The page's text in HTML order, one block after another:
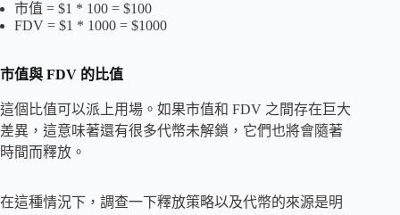
市值 = $1 * 100 = $100
FDV = $1 * 1000 = $1000
市值與 FDV 的比值
這個比值可以派上用場。如果市值和 FDV 之間存在巨大
差異，這意味著還有很多代幣未解鎖，它們也將會隨著
時間而釋放。
在這種情況下，調查一下釋放策略以及代幣的來源是明